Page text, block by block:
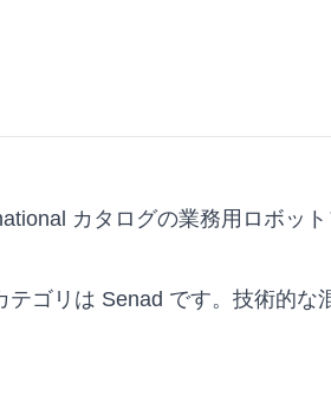
カタログの業務用ロボッ
テゴリは Senad です。技術的